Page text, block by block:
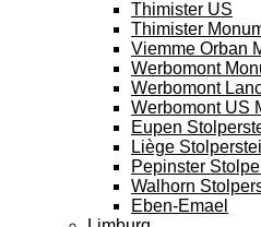
Thimister US
Thimister
Viemme Orban
Werbomont
Werbomont
Werbomont US
Eupen
Liège
Pepinster
Walhorn
Eben-Emael